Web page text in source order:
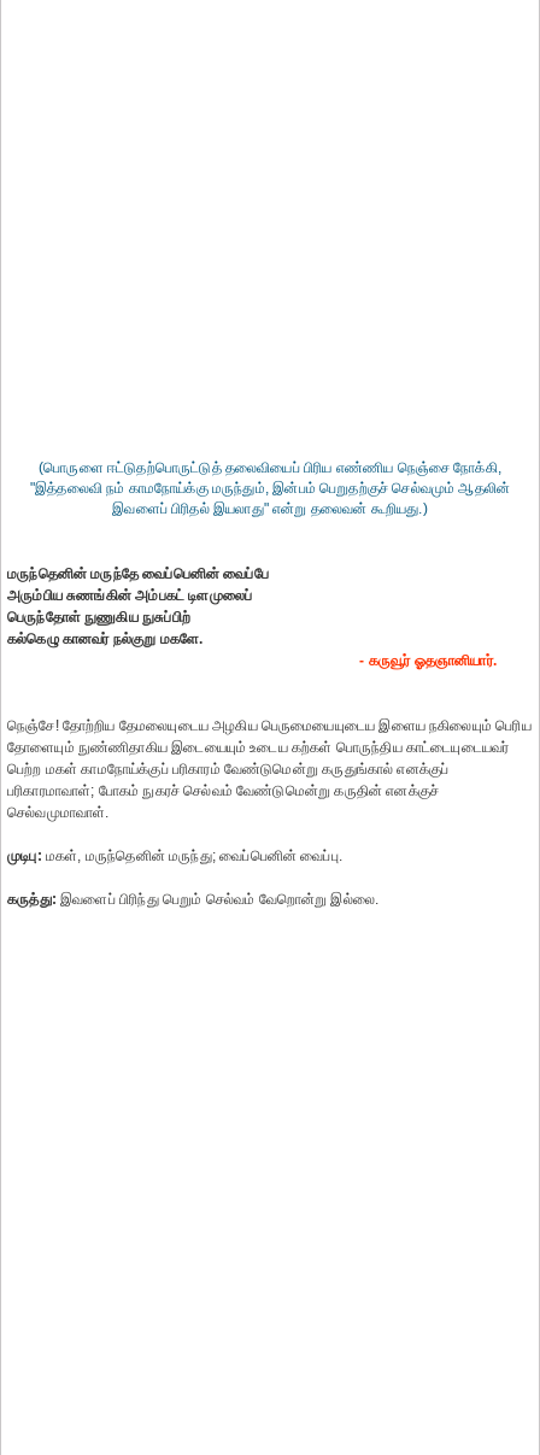
(பொருளை ஈட்டுதற்பொருட்டுத் தலைவியைப் பிரிய எண்ணிய நெஞ்சை நோக்கி,
"இத்தலைவி நம் காமநோய்க்கு மருந்தும், இன்பம் பெறுதற்குச் செல்வமும் ஆதலின்
இவளைப் பிரிதல் இயலாது" என்று தலைவன் கூறியது.)
மருந்தெனின் மருந்தே வைப்பெனின் வைப்பே
அரும்பிய சுணங்கின் அம்பகட் டிளமுலைப்
பெருந்தோள் நுணுகிய நுசுப்பிற்
கல்கெழு கானவர் நல்குறு மகளே.
- கருவூர் ஓதஞானியார்.
நெஞ்சே! தோற்றிய தேமலையுடைய அழகிய பெருமையையுடைய இளைய நகிலையும் பெரிய
தோளையும் நுண்ணிதாகிய இடையையும் உடைய கற்கள் பொருந்திய காட்டையுடையவர்
பெற்ற மகள் காமநோய்க்குப் பரிகாரம் வேண்டுமென்று கருதுங்கால் எனக்குப்
பரிகாரமாவாள்; போகம் நுகரச் செல்வம் வேண்டுமென்று கருதின் எனக்குச்
செல்வமுமாவாள்.
முடிபு: மகள், மருந்தெனின் மருந்து; வைப்பெனின் வைப்பு.
கருத்து: இவளைப் பிரிந்து பெறும் செல்வம் வேறொன்று இல்லை.